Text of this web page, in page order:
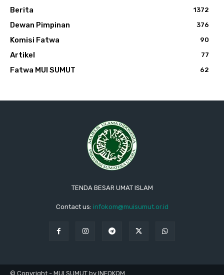
Berita 1372
Dewan Pimpinan 376
Komisi Fatwa 90
Artikel 77
Fatwa MUI SUMUT 62
TENDA BESAR UMAT ISLAM
Contact us: infokom@muisumut.or.id
© Copyright - MUI SUMUT by INFOKOM